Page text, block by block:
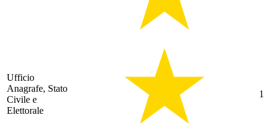
Ufficio
Anagrafe, Stato
Civile e
Elettorale
1